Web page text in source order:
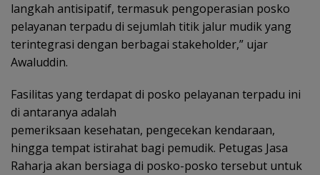
langkah antisipatif, termasuk pengoperasian posko
pelayanan terpadu di sejumlah titik jalur mudik yang
terintegrasi dengan berbagai stakeholder,” ujar
Awaluddin.
Fasilitas yang terdapat di posko pelayanan terpadu ini
di antaranya adalah
pemeriksaan kesehatan, pengecekan kendaraan,
hingga tempat istirahat bagi pemudik. Petugas Jasa
Raharja akan bersiaga di posko-posko tersebut untuk